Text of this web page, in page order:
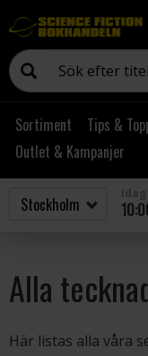
Sortiment Tips &
Outlet & Kampanjer
Alla
Här listas alla våra